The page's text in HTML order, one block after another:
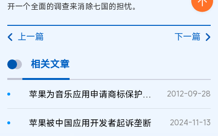
开一个全面的调查来消除七国的担忧。
上一篇 下一篇
相关文章
苹果为音乐应用申请商标保护权被驳回 2012-09-28
苹果被中国应用开发者起诉垄断 2024-11-13